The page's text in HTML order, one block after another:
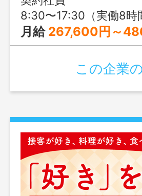
8:30〜17:30（実働8時
月給 267,600円～486,550円 ※あなた
この企業